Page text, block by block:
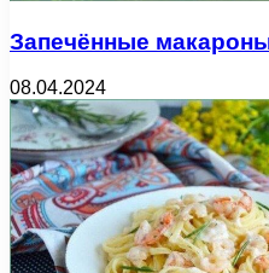
Запечённые
08.04.2024